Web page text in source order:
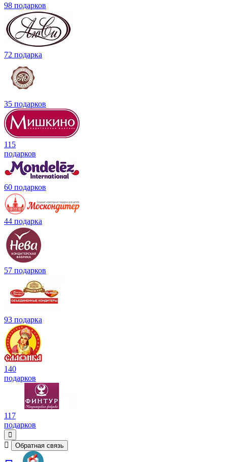
98 подарков
72 подарка
35 подарков
115
подарков
60 подарков
44 подарка
57 подарков
93 подарка
140
подарков
117
подарков
Обратная связь